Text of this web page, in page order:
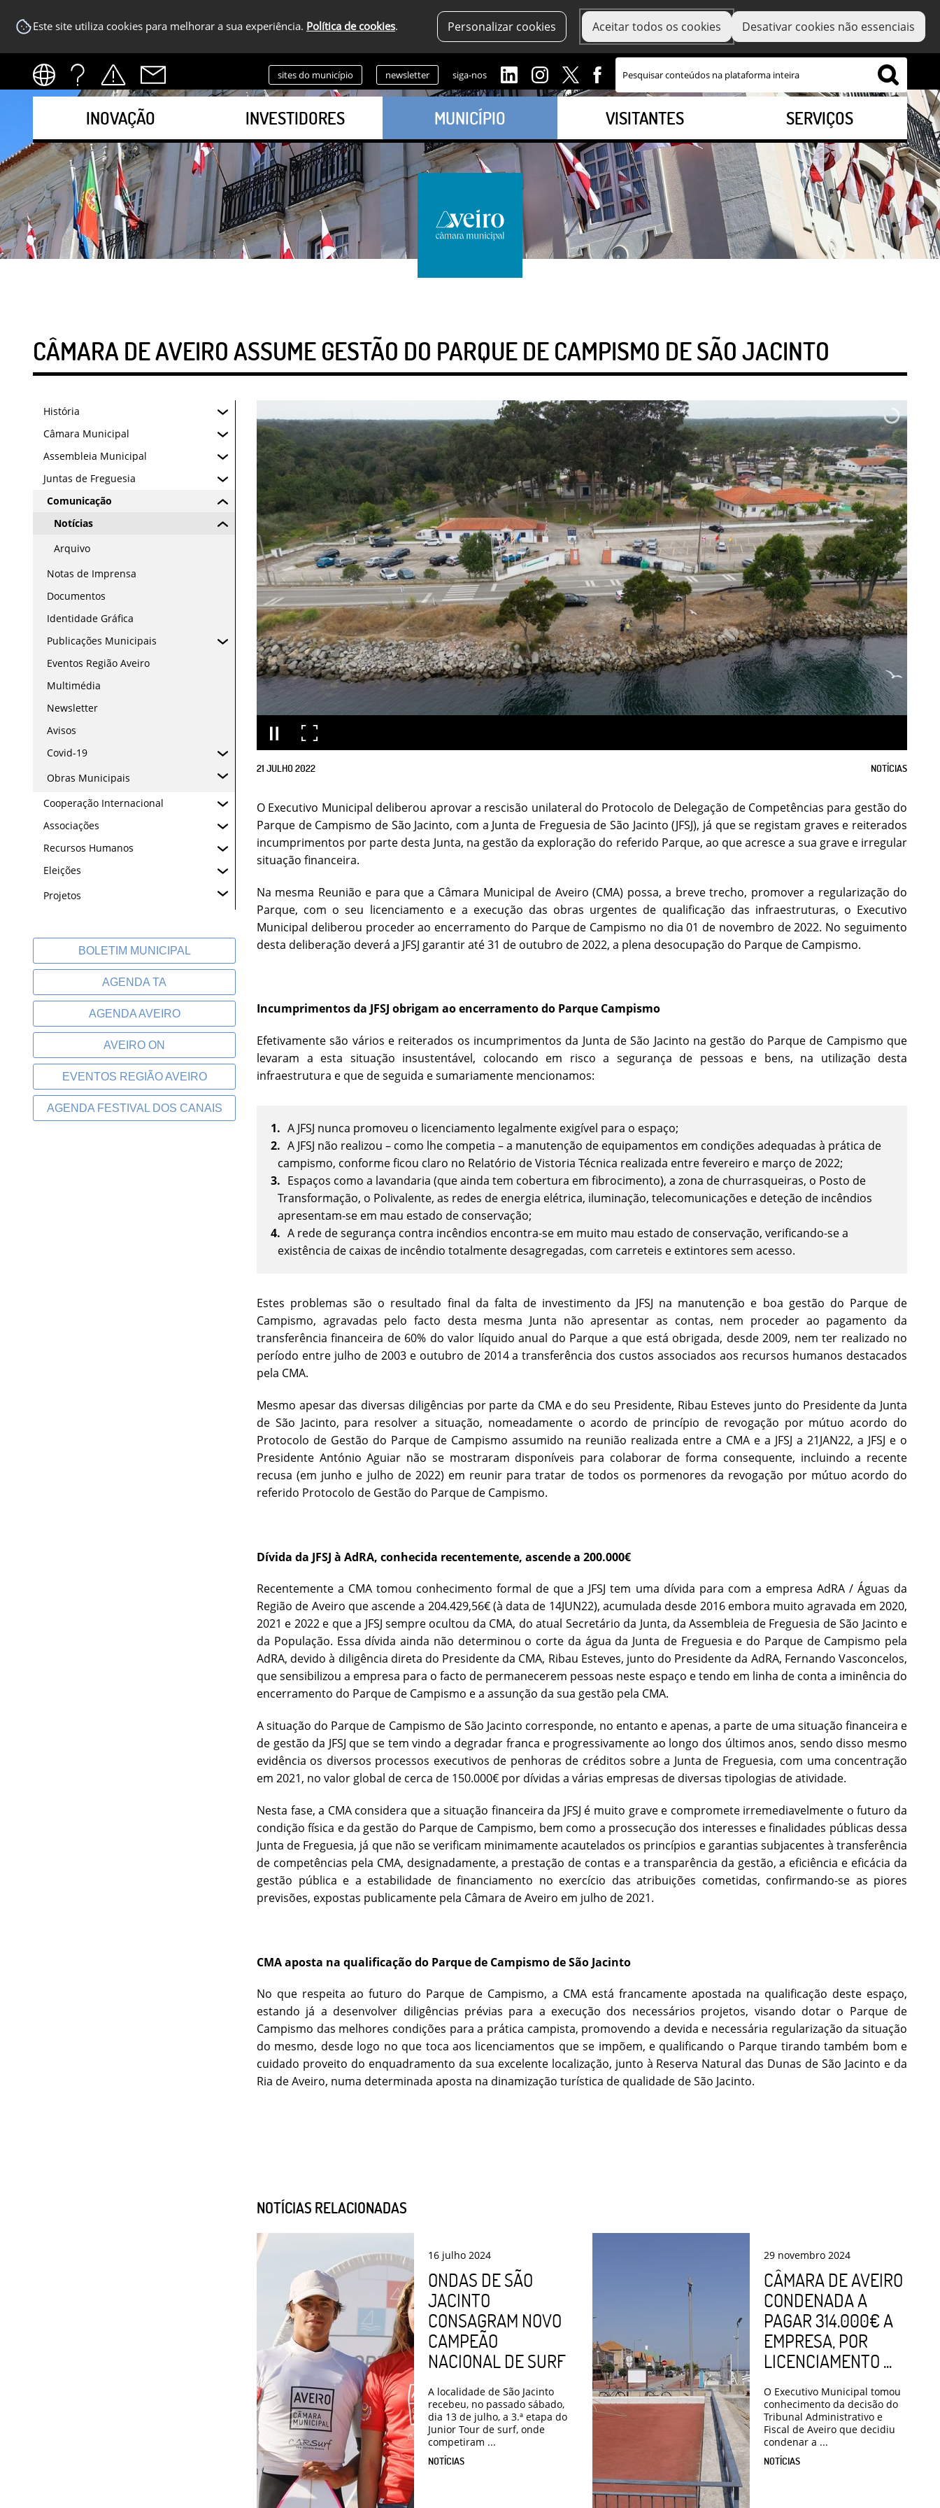
Este site utiliza cookies para melhorar a sua experiência. Política de cookies. Personalizar cookies Aceitar todos os cookies Desativar cookies não essenciais
sites do município newsletter siga-nos
INOVAÇÃO INVESTIDORES MUNICÍPIO VISITANTES SERVIÇOS
CÂMARA DE AVEIRO ASSUME GESTÃO DO PARQUE DE CAMPISMO DE SÃO JACINTO
História
Câmara Municipal
Assembleia Municipal
Juntas de Freguesia
Comunicação
Notícias
Arquivo
Notas de Imprensa
Documentos
Identidade Gráfica
Publicações Municipais
Eventos Região Aveiro
Multimédia
Newsletter
Avisos
Covid-19
Obras Municipais
Cooperação Internacional
Associações
Recursos Humanos
Eleições
Projetos
BOLETIM MUNICIPAL
AGENDA TA
AGENDA AVEIRO
AVEIRO ON
EVENTOS REGIÃO AVEIRO
AGENDA FESTIVAL DOS CANAIS
21 JULHO2022 NOTÍCIAS
O Executivo Municipal deliberou aprovar a rescisão unilateral do Protocolo de Delegação de Competências para gestão do
Parque de Campismo de São Jacinto, com a Junta de Freguesia de São Jacinto (JFSJ), já que se registam graves e reiterados
incumprimentos por parte desta Junta, na gestão da exploração do referido Parque, ao que acresce a sua grave e irregular
situação financeira.
Na mesma Reunião e para que a Câmara Municipal de Aveiro (CMA) possa, a breve trecho, promover a regularização do
Parque, com o seu licenciamento e a execução das obras urgentes de qualificação das infraestruturas, o Executivo
Municipal deliberou proceder ao encerramento do Parque de Campismo no dia 01 de novembro de 2022. No seguimento
desta deliberação deverá a JFSJ garantir até 31 de outubro de 2022, a plena desocupação do Parque de Campismo.
Incumprimentos da JFSJ obrigam ao encerramento do Parque Campismo
Efetivamente são vários e reiterados os incumprimentos da Junta de São Jacinto na gestão do Parque de Campismo que
levaram a esta situação insustentável, colocando em risco a segurança de pessoas e bens, na utilização desta
infraestrutura e que de seguida e sumariamente mencionamos:
A JFSJ nunca promoveu o licenciamento legalmente exigível para o espaço;
A JFSJ não realizou – como lhe competia – a manutenção de equipamentos em condições adequadas à prática de
campismo, conforme ficou claro no Relatório de Vistoria Técnica realizada entre fevereiro e março de 2022;
Espaços como a lavandaria (que ainda tem cobertura em fibrocimento), a zona de churrasqueiras, o Posto de
Transformação, o Polivalente, as redes de energia elétrica, iluminação, telecomunicações e deteção de incêndios
apresentam-se em mau estado de conservação;
A rede de segurança contra incêndios encontra-se em muito mau estado de conservação, verificando-se a
existência de caixas de incêndio totalmente desagregadas, com carreteis e extintores sem acesso.
Estes problemas são o resultado final da falta de investimento da JFSJ na manutenção e boa gestão do Parque de
Campismo, agravadas pelo facto desta mesma Junta não apresentar as contas, nem proceder ao pagamento da
transferência financeira de 60% do valor líquido anual do Parque a que está obrigada, desde 2009, nem ter realizado no
período entre julho de 2003 e outubro de 2014 a transferência dos custos associados aos recursos humanos destacados
pela CMA.
Mesmo apesar das diversas diligências por parte da CMA e do seu Presidente, Ribau Esteves junto do Presidente da Junta
de São Jacinto, para resolver a situação, nomeadamente o acordo de princípio de revogação por mútuo acordo do
Protocolo de Gestão do Parque de Campismo assumido na reunião realizada entre a CMA e a JFSJ a 21JAN22, a JFSJ e o
Presidente António Aguiar não se mostraram disponíveis para colaborar de forma consequente, incluindo a recente
recusa (em junho e julho de 2022) em reunir para tratar de todos os pormenores da revogação por mútuo acordo do
referido Protocolo de Gestão do Parque de Campismo.
Dívida da JFSJ à AdRA, conhecida recentemente, ascende a 200.000€
Recentemente a CMA tomou conhecimento formal de que a JFSJ tem uma dívida para com a empresa AdRA / Águas da
Região de Aveiro que ascende a 204.429,56€ (à data de 14JUN22), acumulada desde 2016 embora muito agravada em 2020,
2021 e 2022 e que a JFSJ sempre ocultou da CMA, do atual Secretário da Junta, da Assembleia de Freguesia de São Jacinto e
da População. Essa dívida ainda não determinou o corte da água da Junta de Freguesia e do Parque de Campismo pela
AdRA, devido à diligência direta do Presidente da CMA, Ribau Esteves, junto do Presidente da AdRA, Fernando Vasconcelos,
que sensibilizou a empresa para o facto de permanecerem pessoas neste espaço e tendo em linha de conta a iminência do
encerramento do Parque de Campismo e a assunção da sua gestão pela CMA.
A situação do Parque de Campismo de São Jacinto corresponde, no entanto e apenas, a parte de uma situação financeira e
de gestão da JFSJ que se tem vindo a degradar franca e progressivamente ao longo dos últimos anos, sendo disso mesmo
evidência os diversos processos executivos de penhoras de créditos sobre a Junta de Freguesia, com uma concentração
em 2021, no valor global de cerca de 150.000€ por dívidas a várias empresas de diversas tipologias de atividade.
Nesta fase, a CMA considera que a situação financeira da JFSJ é muito grave e compromete irremediavelmente o futuro da
condição física e da gestão do Parque de Campismo, bem como a prossecução dos interesses e finalidades públicas dessa
Junta de Freguesia, já que não se verificam minimamente acautelados os princípios e garantias subjacentes à transferência
de competências pela CMA, designadamente, a prestação de contas e a transparência da gestão, a eficiência e eficácia da
gestão pública e a estabilidade de financiamento no exercício das atribuições cometidas, confirmando-se as piores
previsões, expostas publicamente pela Câmara de Aveiro em julho de 2021.
CMA aposta na qualificação do Parque de Campismo de São Jacinto
No que respeita ao futuro do Parque de Campismo, a CMA está francamente apostada na qualificação deste espaço,
estando já a desenvolver diligências prévias para a execução dos necessários projetos, visando dotar o Parque de
Campismo das melhores condições para a prática campista, promovendo a devida e necessária regularização da situação
do mesmo, desde logo no que toca aos licenciamentos que se impõem, e qualificando o Parque tirando também bom e
cuidado proveito do enquadramento da sua excelente localização, junto à Reserva Natural das Dunas de São Jacinto e da
Ria de Aveiro, numa determinada aposta na dinamização turística de qualidade de São Jacinto.
NOTÍCIAS RELACIONADAS
16 julho 2024
ONDAS DE SÃO
JACINTO
CONSAGRAM NOVO
CAMPEÃO
NACIONAL DE SURF
A localidade de São Jacinto
recebeu, no passado sábado,
dia 13 de julho, a 3.ª etapa do
Junior Tour de surf, onde
competiram ...
NOTÍCIAS
29 novembro 2024
CÂMARA DE AVEIRO
CONDENADA A
PAGAR 314.000€ A
EMPRESA, POR
LICENCIAMENTO ...
O Executivo Municipal tomou
conhecimento da decisão do
Tribunal Administrativo e
Fiscal de Aveiro que decidiu
condenar a ...
NOTÍCIAS